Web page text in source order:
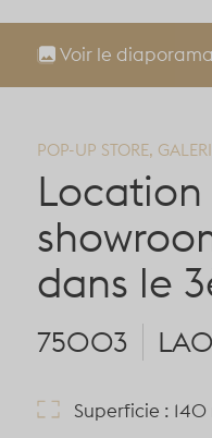
Voir le diaporama
POP-UP STORE,
dans le
75003
Superficie : 140